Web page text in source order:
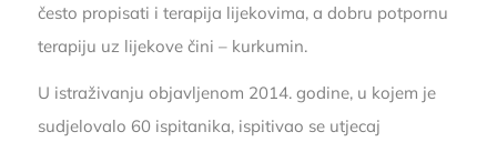
često propisati i terapija lijekovima, a dobru potpornu
terapiju uz lijekove čini – kurkumin.
U istraživanju objavljenom 2014. godine, u kojem je
sudjelovalo 60 ispitanika, ispitivao se utjecaj